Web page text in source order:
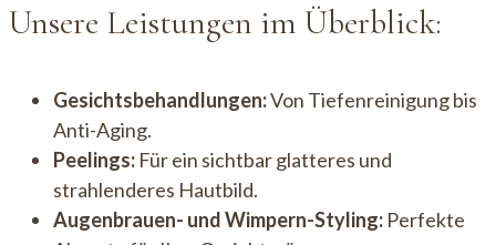
Unsere Leistungen im Überblick:
Gesichtsbehandlungen:Von Tiefenreinigung bis
Anti-Aging.
Peelings: Für ein sichtbar glatteres und
strahlenderes Hautbild.
Augenbrauen- und Wimpern-Styling: Perfekte